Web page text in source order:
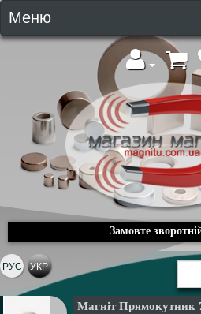
Меню
Замовте
РУС УКР
Магніт Прямокутник